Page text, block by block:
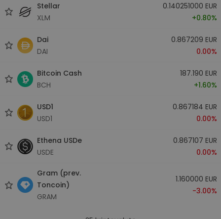
Stellar
XLM
0.140251000 EUR
+0.80%
Dai
DAI
0.867209 EUR
0.00%
Bitcoin Cash
BCH
187.190 EUR
+1.60%
USD1
USD1
0.867184 EUR
0.00%
Ethena USDe
USDE
0.867107 EUR
0.00%
Gram (prev.
Toncoin)
GRAM
1.160000 EUR
-3.00%